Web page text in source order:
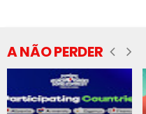
A NÃO PERDER